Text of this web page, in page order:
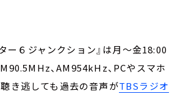
ー６ジャンクション』は月～金18:00
、AM954kHz、PCやスマホ
聴き逃しても過去の音声がTBSラジオ